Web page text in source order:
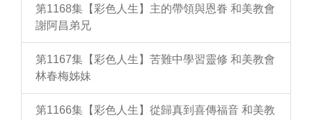
第1168集【彩色人生】主的帶領與恩眷 和美教會
謝阿昌弟兄
第1167集【彩色人生】苦難中學習靈修 和美教會
林春梅姊妹
第1166集【彩色人生】從歸真到喜傳福音 和美教